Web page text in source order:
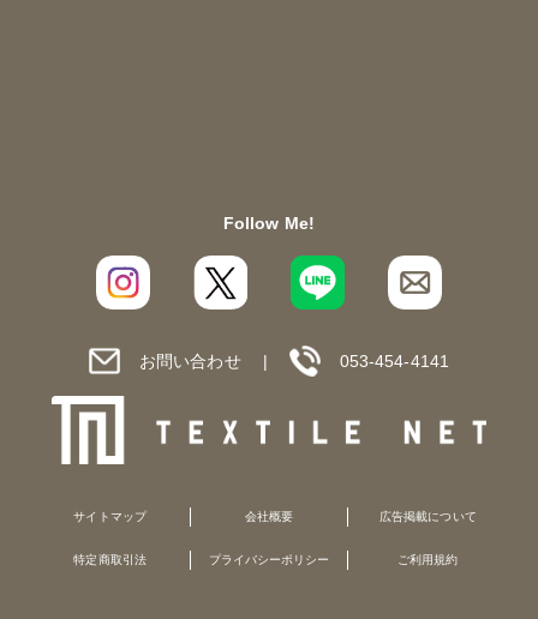
Follow Me!
お問い合わせ 053-454-4141
サイトマップ 会社概要 広告掲載について
特定商取引法 プライバシーポリシー ご利用規約